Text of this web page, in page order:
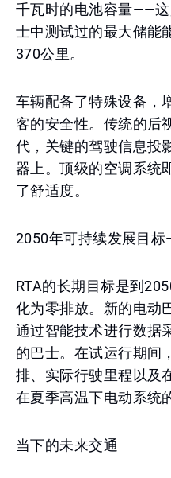
千瓦时的电池容量——
士中测试过的最大储能
370公里。
车辆配备了特殊设备，
客的安全性。传统的后
代，关键的驾驶信息投
器上。顶级的空调系统
了舒适度。
2050年可持续发展目
RTA的长期目标是到
化为零排放。新的电动
通过智能技术进行数据
的巴士。在试运行期间
排、实际行驶里程以及
在夏季高温下电动系统
当下的未来交通